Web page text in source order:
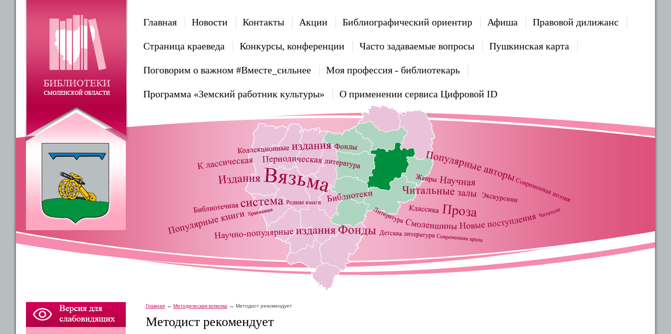
Главная Новости Контакты Акции Библиографический ориентир Афиша Правовой дилижанс
Страница краеведа Конкурсы, конференции Часто задаваемые вопросы Пушкинская карта
Поговорим о важном #Вместе_сильнее Моя профессия - библиотекарь
Программа «Земский работник культуры» О применении сервиса Цифровой ID
Главная Методическая копилка Методист рекомендует
Методист рекомендует